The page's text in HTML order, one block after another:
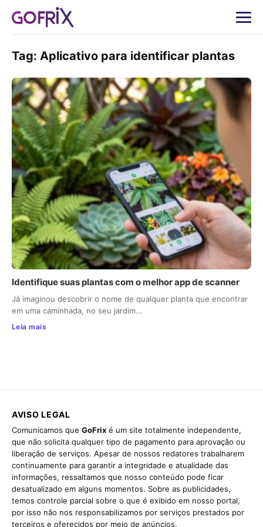
Tag: Aplicativo para identificar plantas
Identifique suas plantas com o melhor app de scanner
Já imaginou descobrir o nome de qualquer planta que encontrar
em uma caminhada, no seu jardim…
Leia mais
AVISO LEGAL
Comunicamos que GoFrix é um site totalmente independente,
que não solicita qualquer tipo de pagamento para aprovação ou
liberação de serviços. Apesar de nossos redatores trabalharem
continuamente para garantir a integridade e atualidade das
informações, ressaltamos que nosso conteúdo pode ficar
desatualizado em alguns momentos. Sobre as publicidades,
temos controle parcial sobre o que é exibido em nosso portal,
por isso não nos responsabilizamos por serviços prestados por
terceiros e oferecidos por meio de anúncios.